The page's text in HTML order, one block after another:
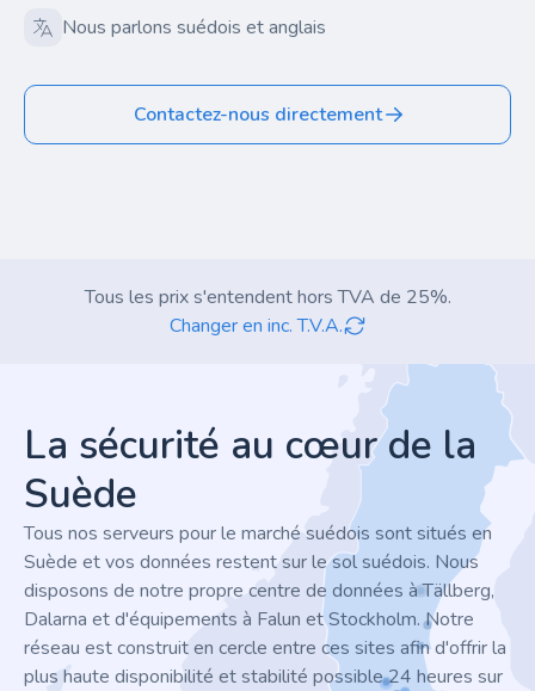
Nous parlons suédois et anglais
Contactez-nous directement
Tous les prix s'entendent hors TVA de 25%.
Changer en inc. T.V.A.
La sécurité au cœur de la
Suède
Tous nos serveurs pour le marché suédois sont situés en
Suède et vos données restent sur le sol suédois. Nous
disposons de notre propre centre de données à Tällberg,
Dalarna et d'équipements à Falun et Stockholm. Notre
réseau est construit en cercle entre ces sites afin d'offrir la
plus haute disponibilité et stabilité possible 24 heures sur